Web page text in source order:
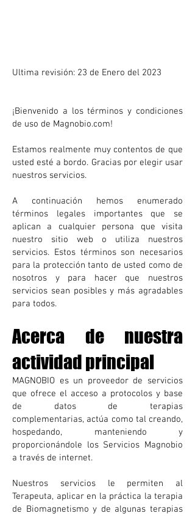
Ultima revisión: 23 de Enero del 2023
¡Bienvenido a los términos y condiciones
de uso de Magnobio.com!
Estamos realmente muy contentos de que
usted esté a bordo. Gracias por elegir usar
nuestros servicios.
A continuación hemos enumerado
términos legales importantes que se
aplican a cualquier persona que visita
nuestro sitio web o utiliza nuestros
servicios. Estos términos son necesarios
para la protección tanto de usted como de
nosotros y para hacer que nuestros
servicios sean posibles y más agradables
para todos.
Acerca de nuestra
actividad principal
MAGNOBIO es un proveedor de servicios
que ofrece el acceso a protocolos y base
de datos de terapias
complementarias, actúa como tal creando,
hospedando, manteniendo y
proporcionándole los Servicios Magnobio
a través de internet.
Nuestros servicios le permiten al
Terapeuta, aplicar en la práctica la terapia
de Biomagnetismo y de algunas terapias